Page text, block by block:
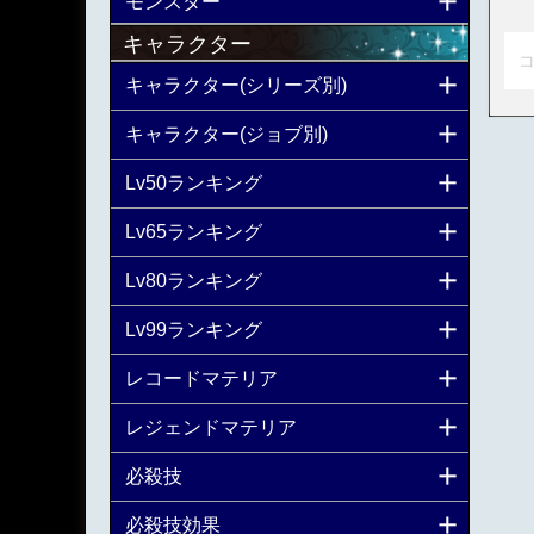
キャラクター
キャラクター(シリーズ別)
キャラクター(ジョブ別)
Lv50ランキング
Lv65ランキング
Lv80ランキング
Lv99ランキング
レコードマテリア
レジェンドマテリア
必殺技
必殺技効果